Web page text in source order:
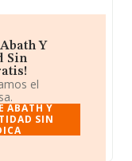
Y
Sin
el
ABATH Y
SIN